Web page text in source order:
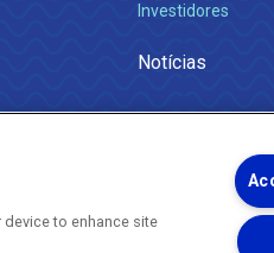
Investidores
Notícias
to enhance site